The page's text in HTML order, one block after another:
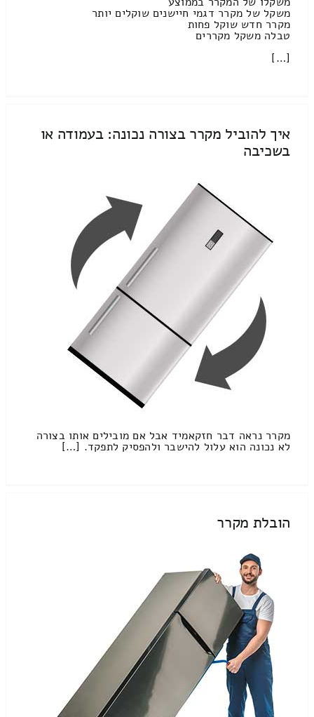
משקל של מקרר דגמי חיישנים שוקלים יותר
מקרר חדש שוקל פחות
טבלה משקל מקררים
[…]
איך להוביל מקרר בצורה נכונה: בעמודה או
בשכיבה
מקרר נראה דבר חזקאמיד אבל אם מובילים אותו בצורה
לא נכונה הוא עלול להישבר ולהפסיק לתפקד. […]
הובלת מקרר